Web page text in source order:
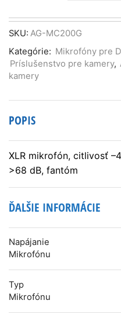
AG-
MC200G
SKU: AG-MC200G
Kategórie: Mikrofóny pre
Príslušenstvo pre kamery,
kamery
POPIS
XLR mikrofón, citlivosť
>68 dB, fantóm
ĎALŠIE INFORMÁCIE
Napájanie
Mikrofónu
Typ
Mikrofónu